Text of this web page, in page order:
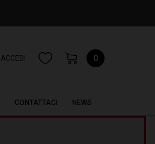
ACCEDI 0
CONTATTACI NEWS